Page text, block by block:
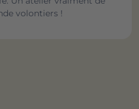
volontiers !